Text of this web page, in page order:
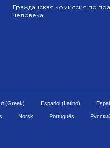
Гражданская комиссия по
человека
(Greek) Español (Latino)
Norsk Português